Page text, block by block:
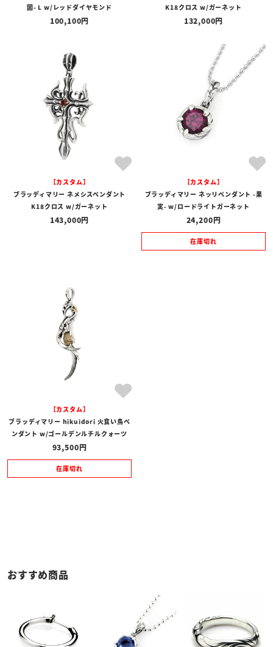
図- L w/レッドダイヤモンド
100,100
K18クロス w/ガーネット
132,000
【カスタム】
ブラッディマリー ネメシスペンダント
K18クロス w/ガーネット
143,000
【カスタム】
ブラッディマリー ネッリペンダント -果
実- w/ロードライトガーネット
24,200
在庫切れ
【カスタム】
ブラッディマリー hikuidori 火食い鳥ペ
ンダント w/ゴールデンルチルクォーツ
93,500
在庫切れ
おすすめ商品